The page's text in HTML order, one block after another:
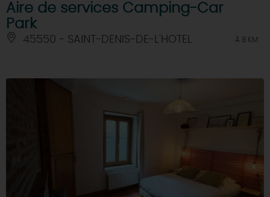
Aire de services Camping-Car
Park
45550 - SAINT-DENIS-DE-L'HOTEL À 8 KM